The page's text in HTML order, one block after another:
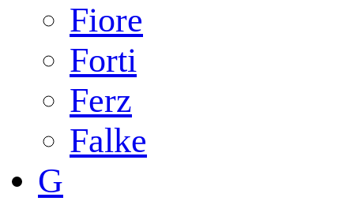
Fiore
Forti
Ferz
Falke
G